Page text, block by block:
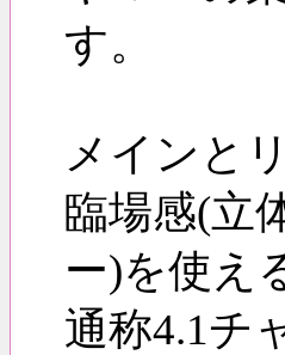
す。
メインと
臨場感(立
ー)を使え
通称4.1チ